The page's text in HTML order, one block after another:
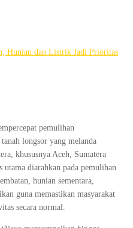
pemulihan
longsor yang melanda
khususnya Aceh, Sumatera
utama diarahkan pada pemulihan
hunian sementara,
guna memastikan masyarakat
secara normal.